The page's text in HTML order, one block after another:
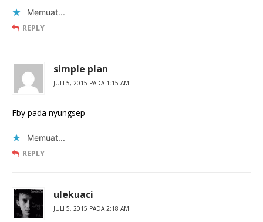
Memuat...
REPLY
simple plan
JULI 5, 2015 PADA 1:15 AM
Fby pada nyungsep
Memuat...
REPLY
ulekuaci
JULI 5, 2015 PADA 2:18 AM